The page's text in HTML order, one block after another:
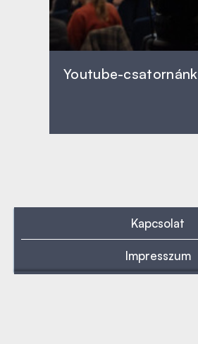
Youtube-csatornánk
Kapcsolat
Impresszum